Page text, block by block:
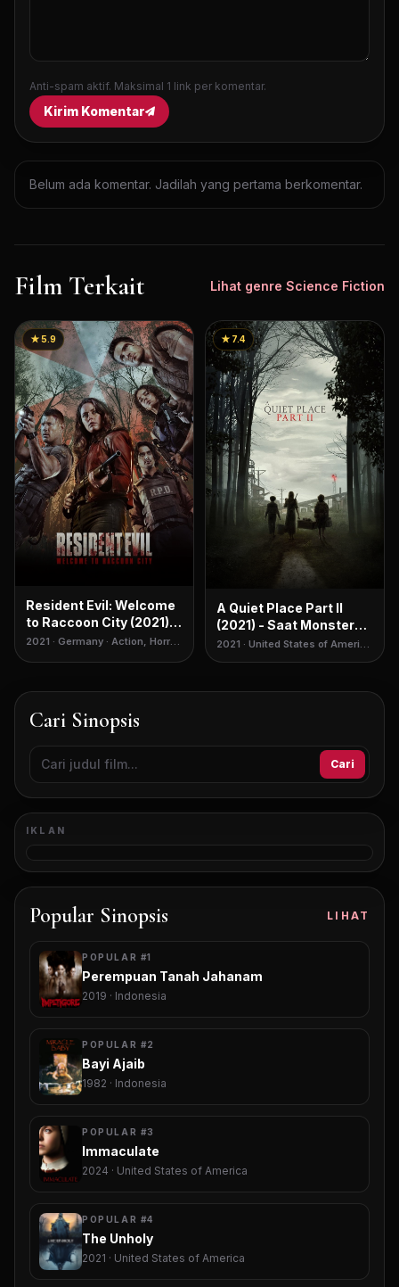
Anti-spam aktif. Maksimal 1 link per komentar.
Kirim Komentar
Belum ada komentar. Jadilah yang pertama berkomentar.
Film Terkait Lihat genre Science Fiction
★ 5.9
Resident Evil: Welcome
to Raccoon City (2021) -
Reboot yang
2021 · Germany · Action, Horror,
★ 7.4
A Quiet Place Part II
(2021) - Saat Monster
Peka Suara Kembali
Menebar Teror
2021 · United States of America
· Science Fiction, Thriller,
Cari Sinopsis
Cari
IKLAN
Popular Sinopsis LIHAT
POPULAR #1
Perempuan Tanah Jahanam
2019 · Indonesia
POPULAR #2
Bayi Ajaib
1982 · Indonesia
POPULAR #3
Immaculate
2024 · United States of America
POPULAR #4
The Unholy
2021 · United States of America